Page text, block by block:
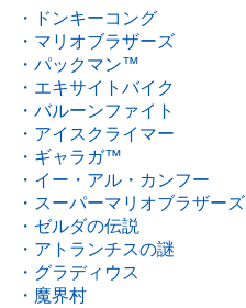
・ドンキーコング
・マリオブラザーズ
・パックマン™
・エキサイトバイク
・バルーンファイト
・アイスクライマー
・ギャラガ™
・イー・アル・カンフー
・スーパーマリオブラザーズ
・ゼルダの伝説
・アトランチスの謎
・グラディウス
・魔界村